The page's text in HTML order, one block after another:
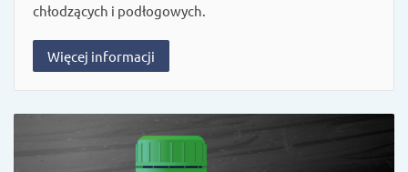
chłodzących i podłogowych.
Więcej informacji